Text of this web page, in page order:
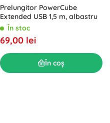
Prelungitor PowerCube
Extended USB 1,5 m, albastru
În stoc
69,00 lei
În coș